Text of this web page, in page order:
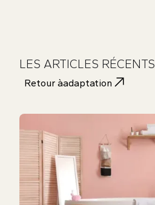
LES ARTICLES RÉCENTS
Retour àadaptation